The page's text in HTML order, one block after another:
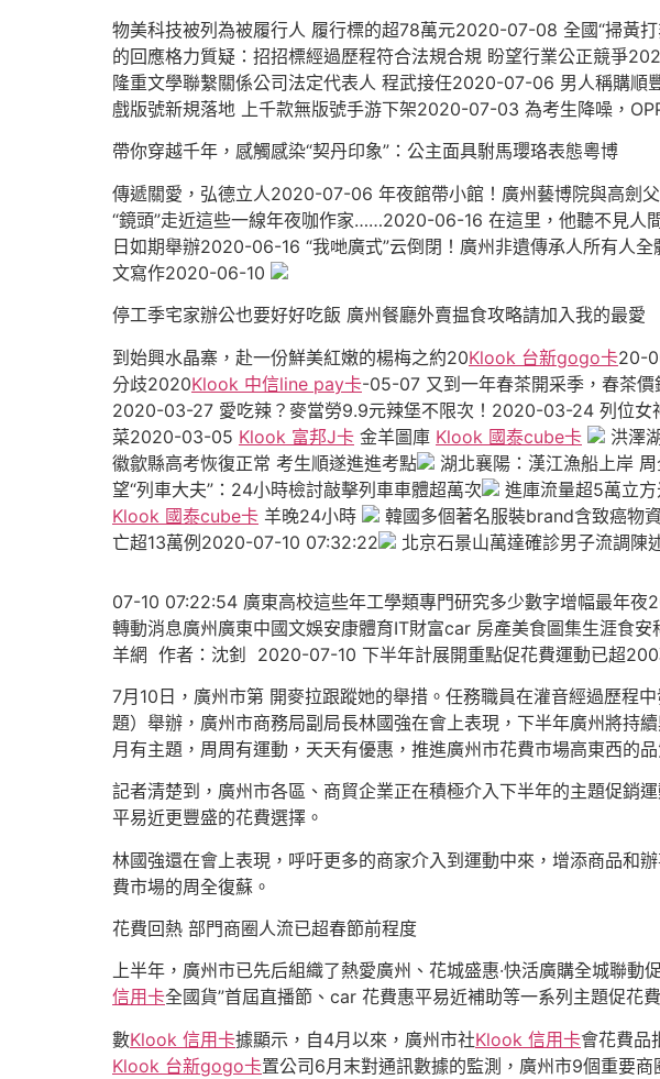
物美科技被列為被履行人 履行標的超78萬元2020-07-08 全國“掃黃
的回應格力質疑：招招標經過歷程符合法規合規 盼望行業公正競爭
隆重文學聯繫關係公司法定代表人 程武接任2020-07-06 男人稱購
戲版號新規落地 上千款無版號手游下架2020-07-03 為考生降噪，
帶你穿越千年，感觸感染“契丹印象”：公主面具駙馬瓔珞表態粵博
傳遞關愛，弘德立人2020-07-06 年夜館帶小館！廣州藝博院與高
“鏡頭”走近這些一線年夜咖作家……2020-06-16 在這里，他聽不見人
日如期舉辦2020-06-16 “我哋廣式”云倒閉！廣州非遺傳承人所有人
文寫作2020-06-10
停工季宅家辦公也要好好吃飯 廣州餐廳外賣揾食攻略請加入我的最愛
到始興水晶寨，赴一份鮮美紅嫩的楊梅之約20Klook 台新gogo卡20-
分歧2020Klook 中信line pay卡-05-07 又到一年春茶開采季，春茶
2020-03-27 愛吃辣？麥當勞9.9元辣堡不限次！2020-03-24 列位女
菜2020-03-05 Klook 富邦J卡 金羊圖庫 Klook 國泰cube卡 洪澤
徽歙縣高考恢復正常 考生順遂進進考點
湖北襄陽：漢江漁船上岸
望“列車大夫”：24小時檢討敲擊列車車體超萬次
進庫流量超5萬立
Klook 國泰cube卡 羊晚24小時 韓國多個著名服裝brand含致癌物
亡超13萬例2020-07-10 07:32:22
北京石景山萬達確診男子流調
07-10 07:22:54 廣東高校這些年工學類專門研究多少數字增幅最年
轉動消息廣州廣東中國文娛安康體育IT財富car 房產美食圖集生涯食
羊網 作者：沈釗 2020-07-10 下半年計展開重點促花費運動已超200
7月10日，廣州市第 開麥拉跟蹤她的舉措。任務職員在灌音經過歷
題）舉辦，廣州市商務局副局長林國強在會上表現，下半年廣州將持
月有主題，周周有運動，天天有優惠，推進廣州市花費市場高東西的品
記者清楚到，廣州市各區、商貿企業正在積極介入下半年的主題促銷
平易近更豐盛的花費選擇。
林國強還在會上表現，呼吁更多的商家介入到運動中來，增添商品和
費市場的周全復蘇。
花費回熱 部門商圈人流已超春節前程度
上半年，廣州市已先后組織了熱愛廣州、花城盛惠·快活廣購全城聯動
信用卡全國貨”首屆直播節、car 花費惠平易近補助等一系列主題促花
數Klook 信用卡據顯示，自4月以來，廣州市社Klook 信用卡會花費品
Klook 台新gogo卡置公司6月末對通訊數據的監測，廣州市9個重要